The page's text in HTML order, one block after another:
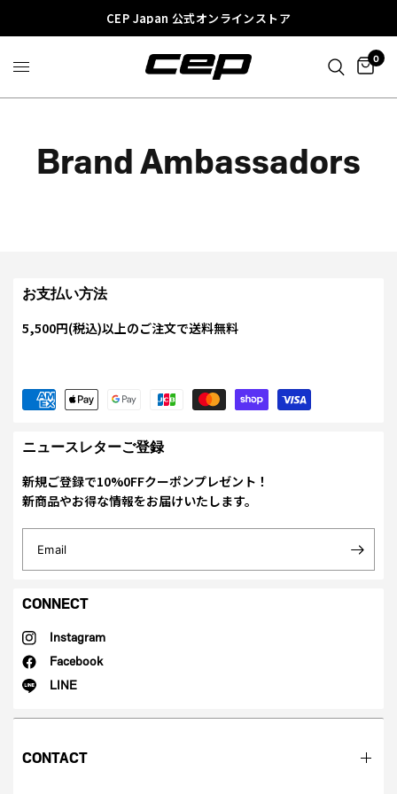
CEP Japan 公式オンラインストア
0
Brand Ambassadors
お支払い方法
5,500円(税込)以上のご注文で送料無料
ニュースレターご登録
新規ご登録で10%0FFクーポンプレゼント！
新商品やお得な情報をお届けいたします。
Email
CONNECT
Instagram
Facebook
LINE
CONTACT